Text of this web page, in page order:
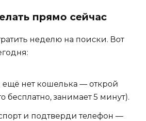
прямо сейчас
неделю на поиски. Вот
ещё нет кошелька — открой
бесплатно, занимает 5 минут).
и подтверди телефон —